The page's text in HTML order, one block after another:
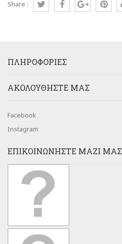
Share :
ΠΛΗΡΟΦΟΡΊΕΣ
AΚΟΛΟΥΘΉΣΤΕ ΜΑΣ
Facebook
Instagram
ΕΠΙΚΟΙΝΩΝΉΣΤΕ ΜΑΖΊ ΜΑΣ